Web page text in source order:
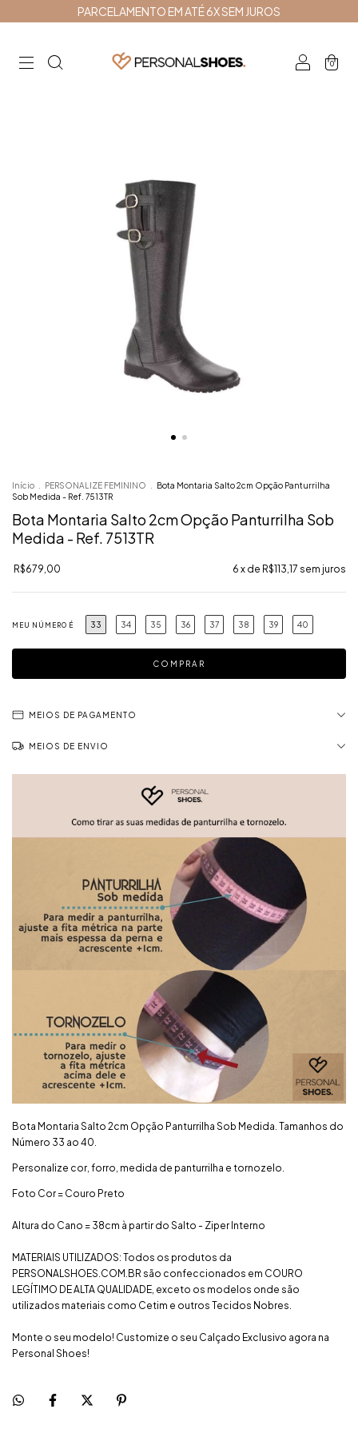
PARCELAMENTO EM ATÉ 6X SEM JUROS
0
Início PERSONALIZE FEMININO
Bota Montaria Salto 2cm Opção Panturrilha
Sob Medida - Ref. 7513TR
Bota Montaria Salto 2cm Opção Panturrilha Sob
Medida - Ref. 7513TR
R$679,00 6 x de R$113,17 sem juros
MEU NÚMERO É 33 34 35 36 37 38 39 40
MEIOS DE PAGAMENTO
MEIOS DE ENVIO
Bota Montaria Salto 2cm Opção Panturrilha Sob Medida. Tamanhos do
Número 33 ao 40.
Personalize cor, forro, medida de panturrilha e tornozelo.
Foto Cor = Couro Preto
Altura do Cano = 38cm à partir do Salto - Ziper Interno
MATERIAIS UTILIZADOS: Todos os produtos da
PERSONALSHOES.COM.BR são confeccionados em COURO
LEGÍTIMO DE ALTA QUALIDADE, exceto os modelos onde são
utilizados materiais como Cetim e outros Tecidos Nobres.
Monte o seu modelo! Customize o seu Calçado Exclusivo agora na
Personal Shoes!